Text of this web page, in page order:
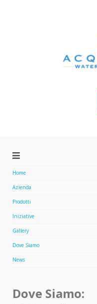
Home
Azienda
Prodotti
Iniziative
Gallery
Dove Siamo
News
Dove Siamo: